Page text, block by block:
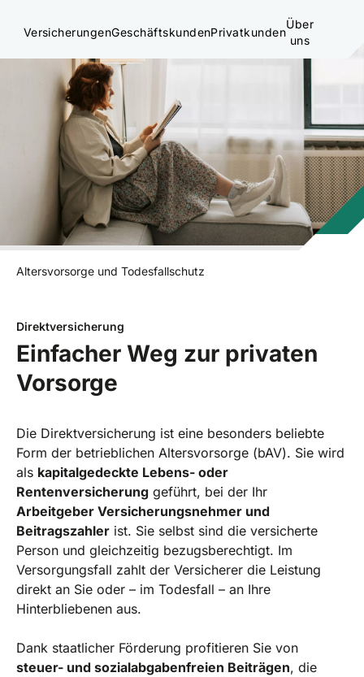
VersicherungenGeschäftskundenPrivatkunden
Über
uns
Altersvorsorge und Todesfallschutz
Direktversicherung
Einfacher Weg zur privaten
Vorsorge
Die Direktversicherung ist eine besonders beliebte
Form der betrieblichen Altersvorsorge (bAV). Sie wird
als kapitalgedeckte Lebens- oder
Rentenversicherung geführt, bei der Ihr
Arbeitgeber Versicherungsnehmer und
Beitragszahler ist. Sie selbst sind die versicherte
Person und gleichzeitig bezugsberechtigt. Im
Versorgungsfall zahlt der Versicherer die Leistung
direkt an Sie oder – im Todesfall – an Ihre
Hinterbliebenen aus.
Dank staatlicher Förderung profitieren Sie von
steuer- und sozialabgabenfreien Beiträgen, die